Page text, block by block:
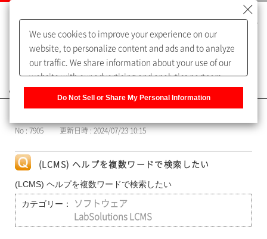
よくあるご質問（FAQ）
No : 7905 更新日時 : 2024/07/23 10:15
(LCMS) ヘルプを複数ワードで検索したい
(LCMS) ヘルプを複数ワードで検索したい
カテゴリー：
ソフトウェア
LabSolutions LCMS
We use cookies to improve your experience on our
website, to personalize content and ads and to analyze
our traffic. We share information about your use of our
website with our advertising and analytics partners,
of our sharing information about you with our partners.
Information] to customize your cookie settings on our
Do Not Sell or Share My Personal Information